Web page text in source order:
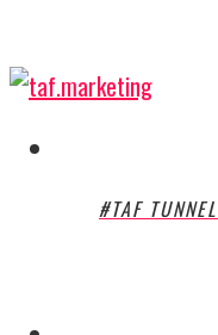
to
main
content
Menu
#TAF